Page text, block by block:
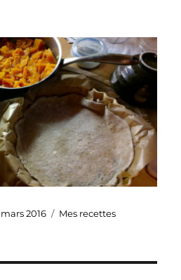
mars 2016 Catégories
Mes recettes